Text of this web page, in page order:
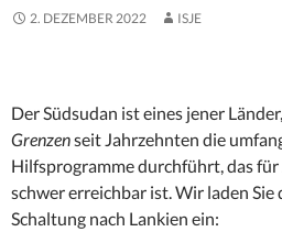
2. DEZEMBER 2022 ISJE
Der Südsudan ist eines jener
Grenzenseit Jahrzehnten die
Hilfsprogramme durchführt, das
schwer erreichbar ist. Wir laden Sie
Schaltung nach Lankien ein: